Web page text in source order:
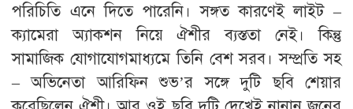
পরিচিতি এনে দিতে পারেনি। সঙ্গত কারণেই লাইট –
ক্যামেরা অ্যাকশন নিয়ে ঐশীর ব্যস্ততা নেই। কিন্তু
সামাজিক যোগাযোগমাধ্যমে তিনি বেশ সরব। সম্প্রতি সহ
– অভিনেতা আরিফিন শুভ’র সঙ্গে দুটি ছবি শেয়ার